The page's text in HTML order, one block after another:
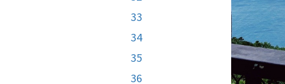
33
34
35
36